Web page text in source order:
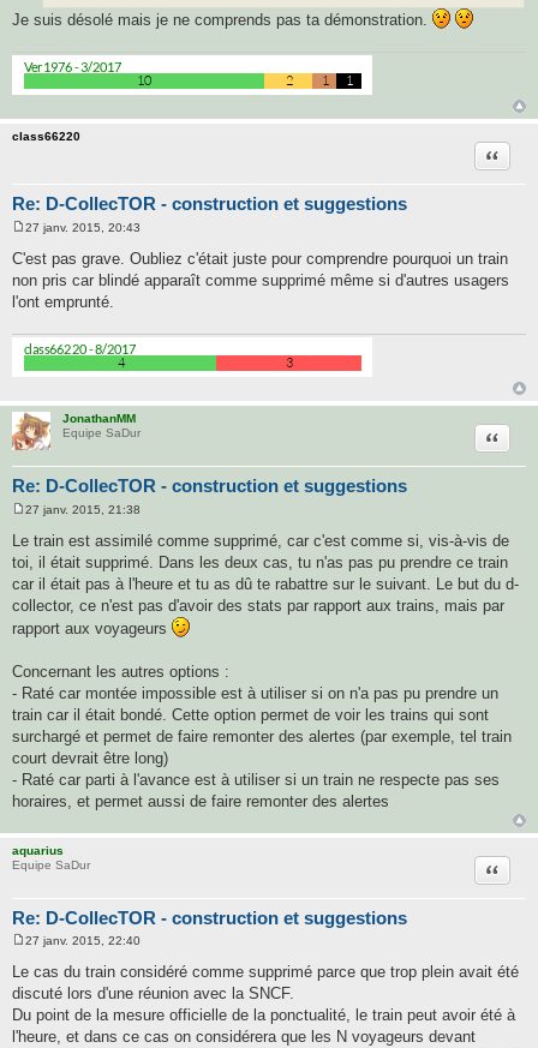
Je suis désolé mais je ne comprends pas ta démonstration.
class66220
Re: D-CollecTOR - construction et suggestions
s
s
g
27 janv. 2015, 20:43
C'est pas grave. Oubliez c'était juste pour comprendre pourquoi un train
non pris car blindé apparaît comme supprimé même si d'autres usagers
l'ont emprunté.
JonathanMM
Equipe SaDur
Re: D-CollecTOR - construction et suggestions
s
s
g
e
27 janv. 2015, 21:38
Le train est assimilé comme supprimé, car c'est comme si, vis-à-vis de
toi, il était supprimé. Dans les deux cas, tu n'as pas pu prendre ce train
car il était pas à l'heure et tu as dû te rabattre sur le suivant. Le but du d-
collector, ce n'est pas d'avoir des stats par rapport aux trains, mais par
rapport aux voyageurs
Concernant les autres options :
- Raté car montée impossible est à utiliser si on n'a pas pu prendre un
train car il était bondé. Cette option permet de voir les trains qui sont
surchargé et permet de faire remonter des alertes (par exemple, tel train
court devrait être long)
- Raté car parti à l'avance est à utiliser si un train ne respecte pas ses
horaires, et permet aussi de faire remonter des alertes
aquarius
Equipe SaDur
Re: D-CollecTOR - construction et suggestions
e
s
s
a
g
e
27 janv. 2015, 22:40
Le cas du train considéré comme supprimé parce que trop plein avait été
discuté lors d'une réunion avec la SNCF.
Du point de la mesure officielle de la ponctualité, le train peut avoir été à
l'heure, et dans ce cas on considérera que les N voyageurs devant